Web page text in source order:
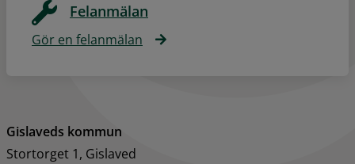
Felanmälan
Gör en felanmälan
Gislaveds kommun
Stortorget 1, Gislaved